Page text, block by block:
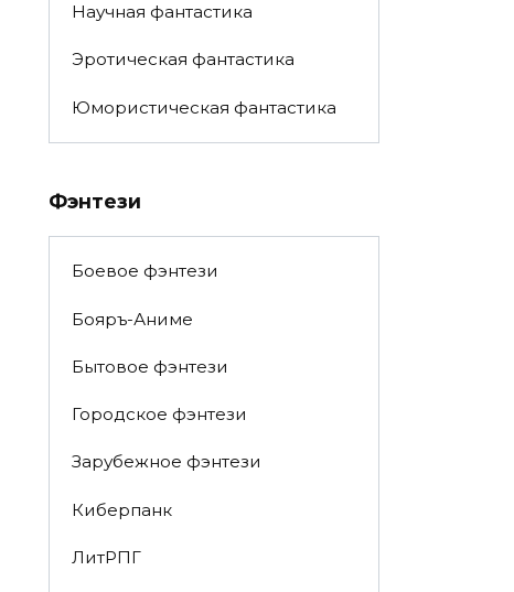
Научная фантастика
Эротическая фантастика
Юмористическая фантастика
Фэнтези
Боевое фэнтези
Бояръ-Аниме
Бытовое фэнтези
Городское фэнтези
Зарубежное фэнтези
Киберпанк
ЛитРПГ